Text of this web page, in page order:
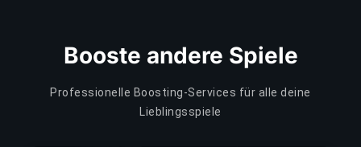
Booste andere Spiele
Professionelle Boosting-Services für alle deine
Lieblingsspiele